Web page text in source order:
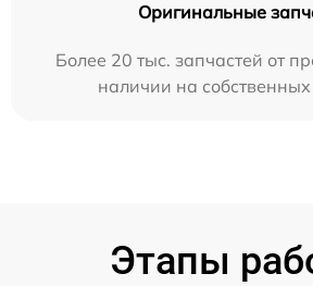
Оригинальные
Более 20 тыс. запчастей от
наличии на
Этапы